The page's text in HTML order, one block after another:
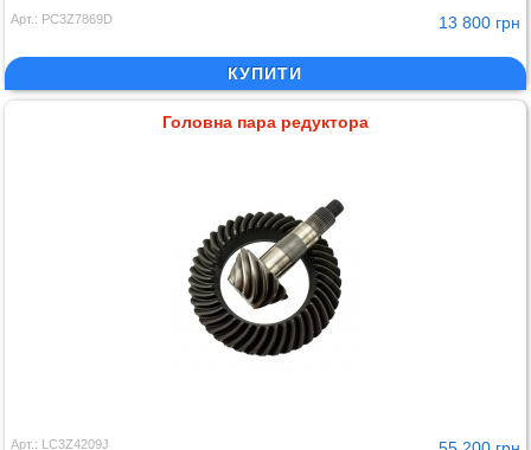
Арт.: PC3Z7869D 13 800 грн
КУПИТИ
Головна пара редуктора
Арт.: LC3Z4209J